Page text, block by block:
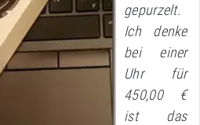
gepurzelt.
Ich denke
bei einer
Uhr für
450,00 €
ist das